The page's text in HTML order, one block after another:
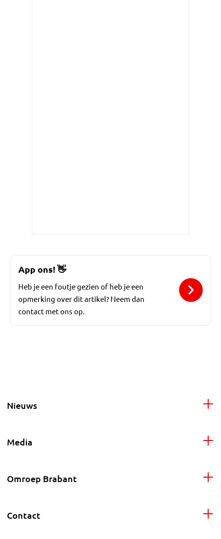
App ons! 👋
Heb je een foutje gezien of heb je een
opmerking over dit artikel? Neem dan
contact met ons op.
Nieuws
Media
Omroep Brabant
Contact